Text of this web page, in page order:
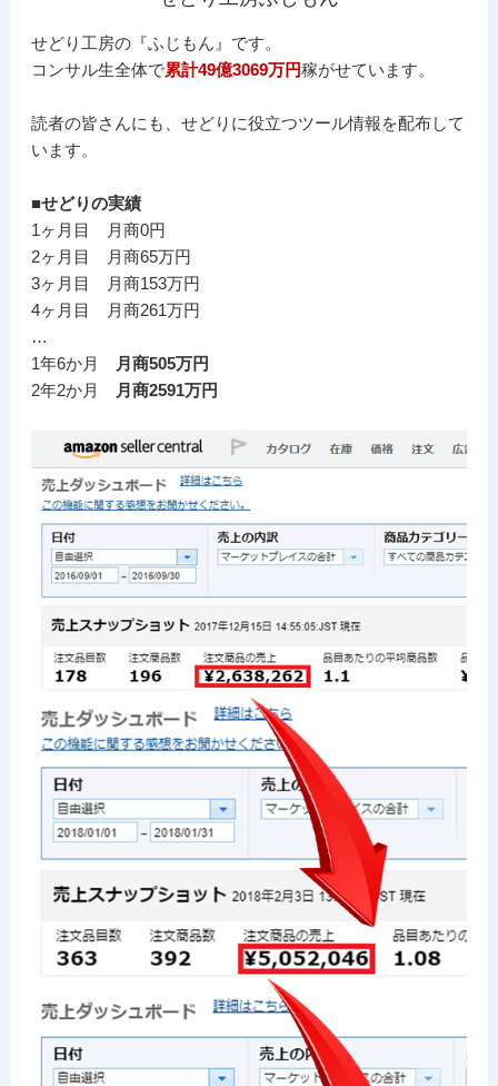
せどり工房の『ふじもん』です。
コンサル生全体で累計49億3069万円稼がせています。
読者の皆さんにも、せどりに役立つツール情報を配布して
います。
■せどりの実績
1ヶ月目 月商0円
2ヶ月目 月商65万円
3ヶ月目 月商153万円
4ヶ月目 月商261万円
…
1年6か月
月商505万円
2年2か月
月商2591万円